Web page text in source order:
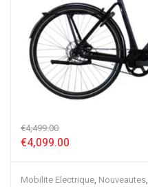
€4,499.00
€4,099.00
Mobilite Electrique, Nouveautes,